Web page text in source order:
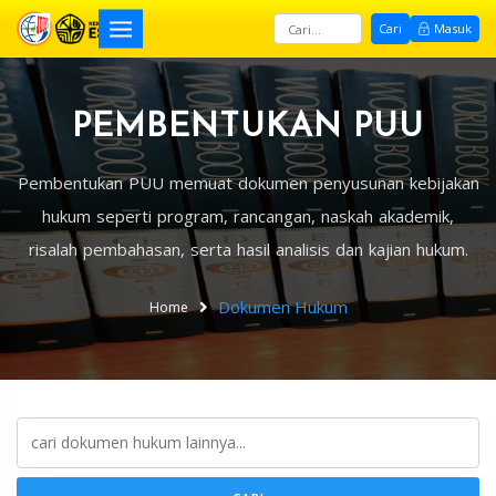
Cari Masuk
PEMBENTUKAN PUU
Pembentukan PUU memuat dokumen penyusunan kebijakan
hukum seperti program, rancangan, naskah akademik,
risalah pembahasan, serta hasil analisis dan kajian hukum.
Home Dokumen Hukum